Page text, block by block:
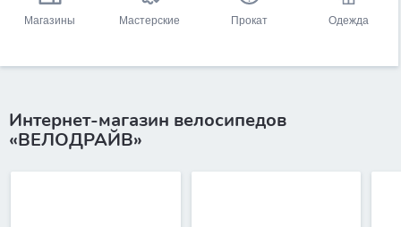
Магазины Мастерские Прокат Одежда
Интернет-магазин велосипедов
«ВЕЛОДРАЙВ»